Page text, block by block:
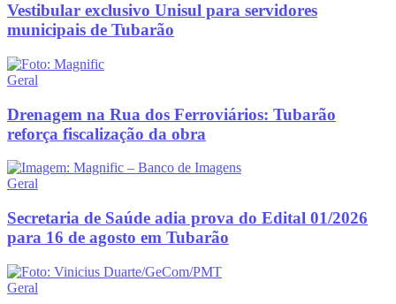
Vestibular exclusivo Unisul para servidores
municipais de Tubarão
Geral
Drenagem na Rua dos Ferroviários: Tubarão
reforça fiscalização da obra
Geral
Secretaria de Saúde adia prova do Edital 01/2026
para 16 de agosto em Tubarão
Geral